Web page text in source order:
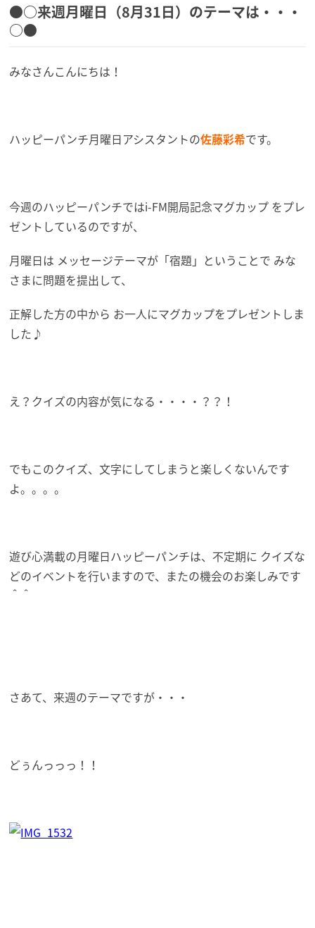
●○来週月曜日（8月31日）のテーマは・・・
○●
みなさんこんにちは！
ハッピーパンチ月曜日アシスタントの佐藤彩希です。
今週のハッピーパンチではi-FM開局記念マグカップ をプレ
ゼントしているのですが、
月曜日は メッセージテーマが「宿題」ということで みな
さまに問題を提出して、
正解した方の中から お一人にマグカップをプレゼントしま
した♪
え？クイズの内容が気になる・・・・？？！
でもこのクイズ、文字にしてしまうと楽しくないんです
よ。。。。
遊び心満載の月曜日ハッピーパンチは、不定期に クイズな
どのイベントを行いますので、またの機会のお楽しみです
＾＾
さあて、来週のテーマですが・・・
どぅんっっっ！！